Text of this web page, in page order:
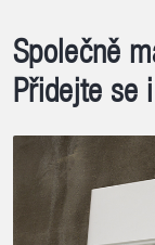
Společně
Přidejte